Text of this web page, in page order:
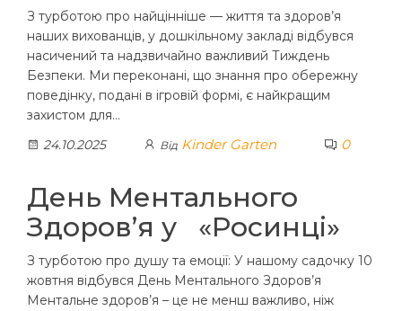
З турботою про найцінніше — життя та здоров’я
наших вихованців, у дошкільному закладі відбувся
насичений та надзвичайно важливий Тиждень
Безпеки. Ми переконані, що знання про обережну
поведінку, подані в ігровій формі, є найкращим
захистом для…
24.10.2025
Від Kinder Garten 0
День Ментального
Здоров’я у «Росинці»
З турботою про душу та емоції: У нашому садочку 10
жовтня відбувся День Ментального Здоров’я
Ментальне здоров’я – це не менш важливо, ніж